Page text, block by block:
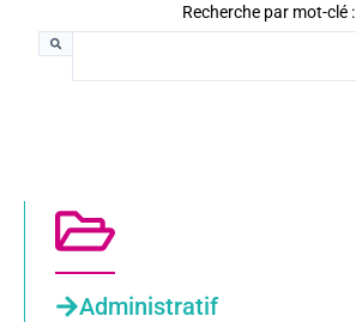
Recherche par mot-clé :
Administratif